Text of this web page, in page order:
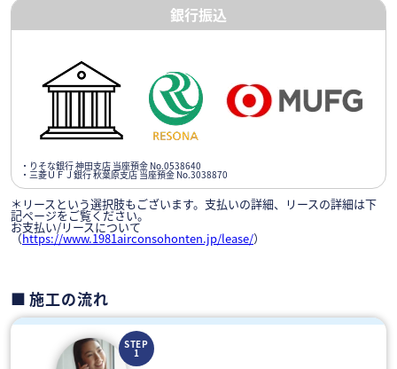
銀行振込
・りそな銀行 神田支店 当座預金 No.0538640
・三菱ＵＦＪ銀行 秋葉原支店 当座預金 No.3038870
＊リースという選択肢もございます。支払いの詳細、リースの詳細は下
記ページをご覧ください。
お支払い/リースについて
（https://www.1981airconsohonten.jp/lease/）
施工の流れ
STEP
1